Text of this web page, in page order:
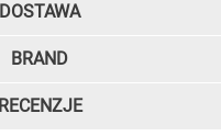
DOSTAWA
BRAND
RECENZJE